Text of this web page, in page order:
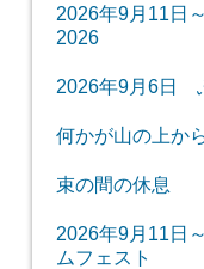
2026年9月11日
2026
2026年9月6日
何かが山の上か
束の間の休息
2026年9月11日
ムフェスト